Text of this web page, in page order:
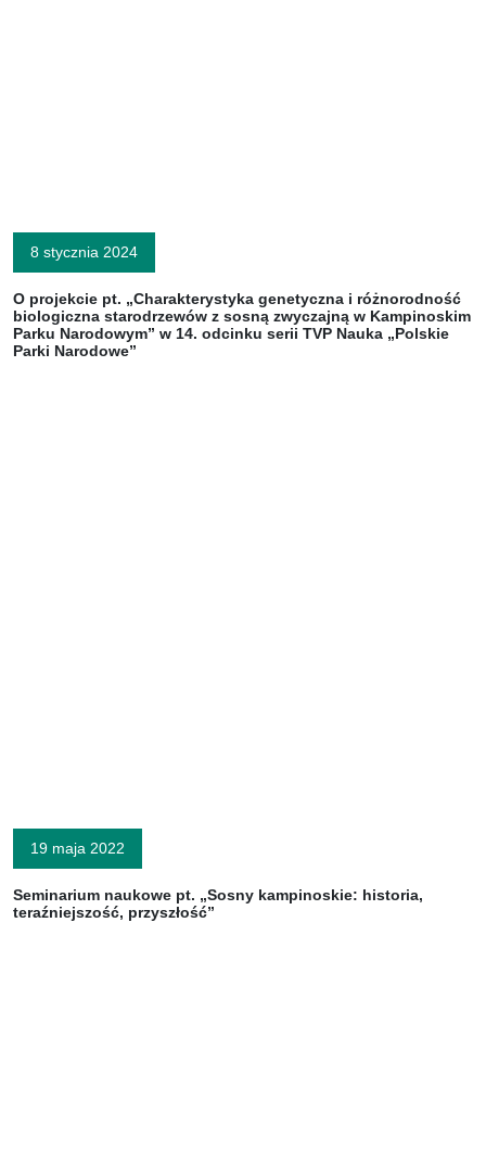
8 stycznia 2024
O projekcie pt. „Charakterystyka genetyczna i różnorodność
biologiczna starodrzewów z sosną zwyczajną w Kampinoskim
Parku Narodowym” w 14. odcinku serii TVP Nauka „Polskie
Parki Narodowe”
19 maja 2022
Seminarium naukowe pt. „Sosny kampinoskie: historia,
teraźniejszość, przyszłość”